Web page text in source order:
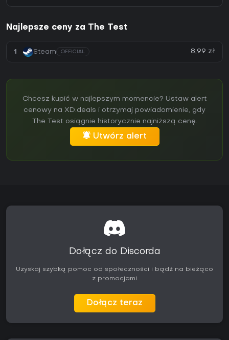
Najlepsze ceny za The Test
1 Steam OFFICIAL 8,99 zł
Chcesz kupić w najlepszym momencie? Ustaw alert
cenowy na XD.deals i otrzymaj powiadomienie, gdy
The Test osiągnie historycznie najniższą cenę.
Utwórz alert
Dołącz do Discorda
Uzyskaj szybką pomoc od społeczności i bądź na bieżąco
z promocjami
Dołącz teraz